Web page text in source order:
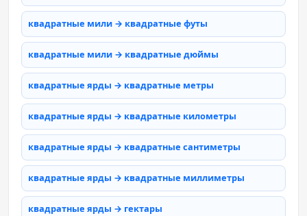
квадратные мили → квадратные футы
квадратные мили → квадратные дюймы
квадратные ярды → квадратные метры
квадратные ярды → квадратные километры
квадратные ярды → квадратные сантиметры
квадратные ярды → квадратные миллиметры
квадратные ярды → гектары